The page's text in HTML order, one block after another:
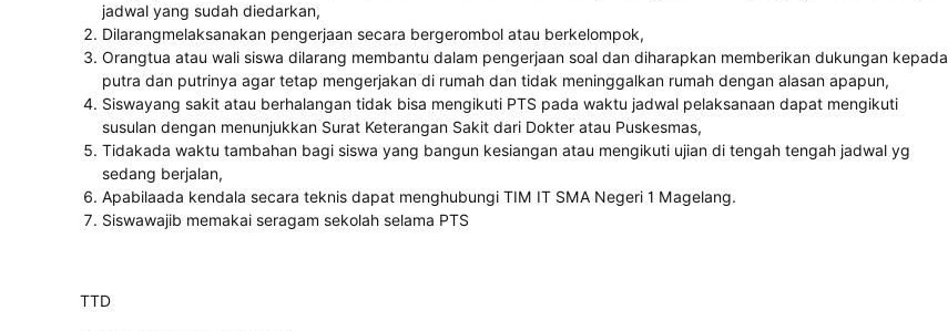
n
g
jadwal yang sudah diedarkan,
Dilarangmelaksanakan pengerjaan secara bergerombol atau berkelompok,
Orangtua atau wali siswa dilarang membantu dalam pengerjaan soal dan diharapkan memberikan dukungan kepada
putra dan putrinya agar tetap mengerjakan di rumah dan tidak meninggalkan rumah dengan alasan apapun,
Siswayang sakit atau berhalangan tidak bisa mengikuti PTS pada waktu jadwal pelaksanaan dapat mengikuti
susulan dengan menunjukkan Surat Keterangan Sakit dari Dokter atau Puskesmas,
Tidakada waktu tambahan bagi siswa yang bangun kesiangan atau mengikuti ujian di tengah tengah jadwal yg
sedang berjalan,
Apabilaada kendala secara teknis dapat menghubungi TIM IT SMA Negeri 1 Magelang.
Siswawajib memakai seragam sekolah selama PTS
TTD